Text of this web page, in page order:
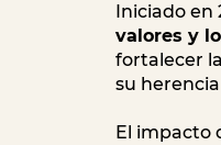
Iniciado en
valores y
fortalecer
su
El impacto